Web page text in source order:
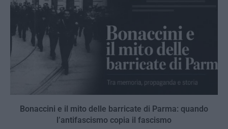
Bonaccini e il mito delle barricate di Parma: quando
l’antifascismo copia il fascismo